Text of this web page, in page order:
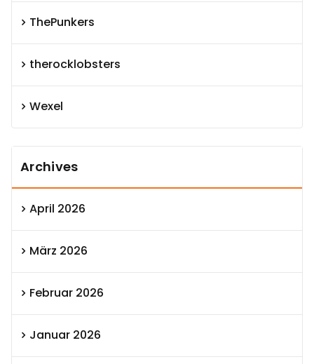
ThePunkers
therocklobsters
Wexel
Archives
April 2026
März 2026
Februar 2026
Januar 2026